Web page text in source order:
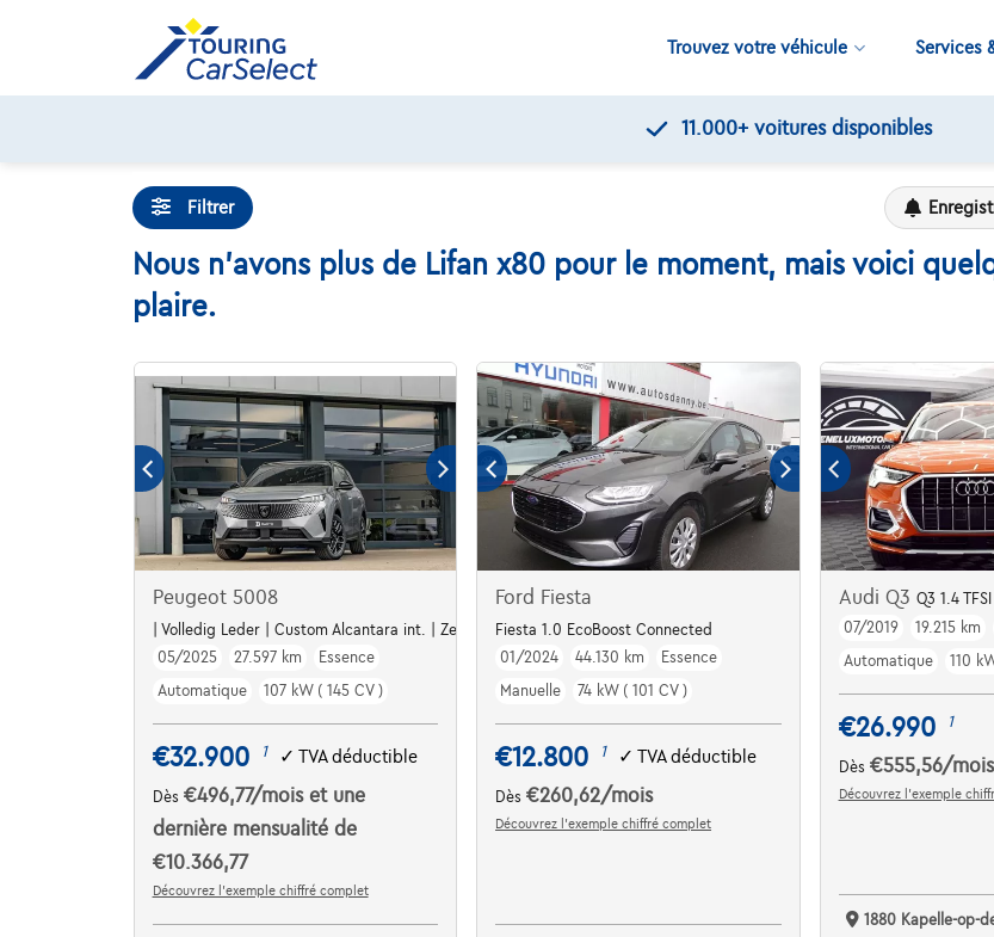
Trouvez votre véhicule Services
11.000+ voitures disponibles
Filtrer
Nous n'avons plus de Lifan x80 pour le moment, mais voici
plaire.
Peugeot 5008
| Volledig Leder | Custom Alcantara int. | Zetelverw. | Dodehoekdet. | Parkeersens. va | Navi | ...
05/2025
27.597 km
Essence
Automatique
107 kW ( 145 CV )
€32.900 1 ✓ TVA déductible
Dès €496,77/mois et une
dernière mensualité de
€10.366,77
Découvrez l’exemple chiffré complet
Ford Fiesta
Fiesta 1.0 EcoBoost Connected
01/2024
44.130 km
Essence
Manuelle
74 kW ( 101 CV )
€12.800 1 ✓TVA déductible
Dès€260,62/mois
Découvrez l’exemple chiffré complet
Audi Q3 Q3 1.4 TFSI
07/2019
19.215 km
Automatique
110
€26.990 1
Dès €555,56/mois
Découvrez l’exemple
1880 Kapelle-op-